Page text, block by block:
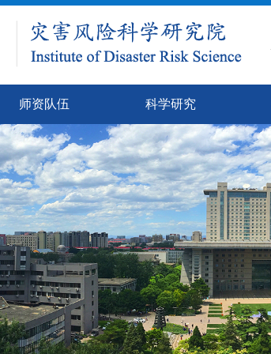
师资队伍 科学研究